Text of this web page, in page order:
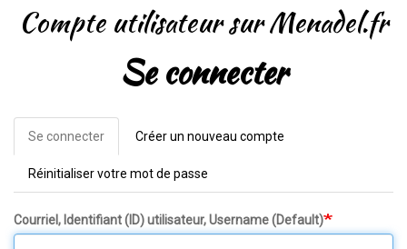
Compte utilisateur sur Menadel.fr
Se connecter
Onglets
principaux
Se connecter (onglet
actif)
Créer un nouveau compte
Réinitialiser votre mot de passe
Courriel, Identifiant (ID) utilisateur, Username (Default)